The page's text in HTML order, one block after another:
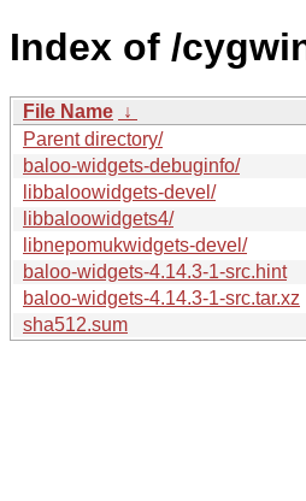
Index of /
File Name ↓
Parent directory/
baloo-widgets-debuginfo/
libbaloowidgets-devel/
libbaloowidgets4/
libnepomukwidgets-devel/
baloo-widgets-4.14.3-1-src.hint
baloo-widgets-4.14.3-1-src.tar.xz
sha512.sum